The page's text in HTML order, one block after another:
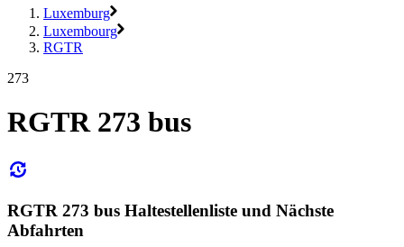
Luxemburg
Luxembourg
RGTR
273
RGTR 273 bus
RGTR 273 bus Haltestellenliste und Nächste
Abfahrten